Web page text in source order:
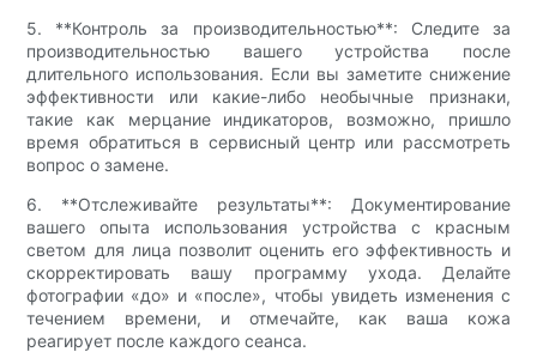
5. **Контроль за производительностью**: Следите за
производительностью вашего устройства после
длительного использования. Если вы заметите снижение
эффективности или какие-либо необычные признаки,
такие как мерцание индикаторов, возможно, пришло
время обратиться в сервисный центр или рассмотреть
вопрос о замене.
6. **Отслеживайте результаты**: Документирование
вашего опыта использования устройства с красным
светом для лица позволит оценить его эффективность и
скорректировать вашу программу ухода. Делайте
фотографии «до» и «после», чтобы увидеть изменения с
течением времени, и отмечайте, как ваша кожа
реагирует после каждого сеанса.